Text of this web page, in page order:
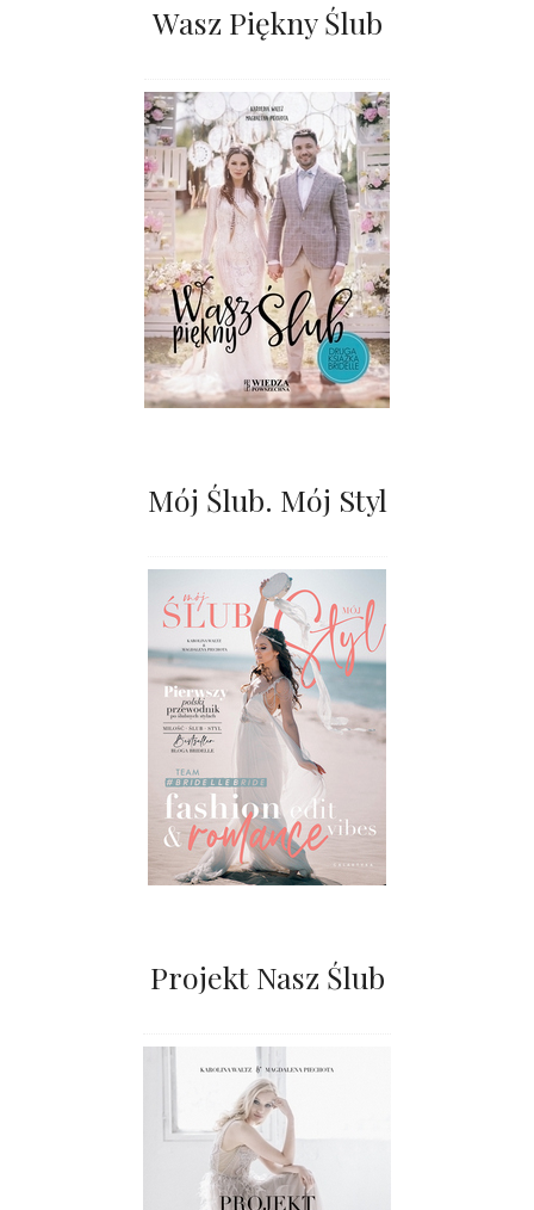
Wasz Piękny Ślub
Mój Ślub. Mój Styl
Projekt Nasz Ślub